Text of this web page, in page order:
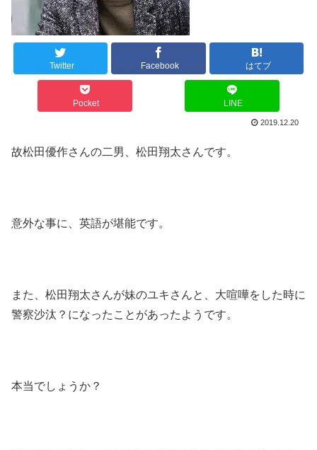
Twitter Facebook はてブ
Pocket LINE
2019.12.20
故松田優作さんの二男、松田翔太さんです。
意外な事に、英語が堪能です。
また、松田翔太さんが妹のユキさんと、大喧嘩をした時に
警察沙汰？になったことがあったようです。
本当でしょうか？